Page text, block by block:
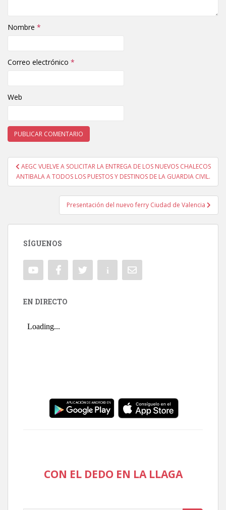
Nombre *
Correo electrónico *
Web
Navegación de entradas
AEGC VUELVE A SOLICITAR LA ENTREGA DE LOS NUEVOS CHALECOS
ANTIBALA A TODOS LOS PUESTOS Y DESTINOS DE LA GUARDIA CIVIL.
Presentación del nuevo ferry Ciudad de Valencia
SÍGUENOS
EN DIRECTO
CON EL DEDO EN LA LLAGA